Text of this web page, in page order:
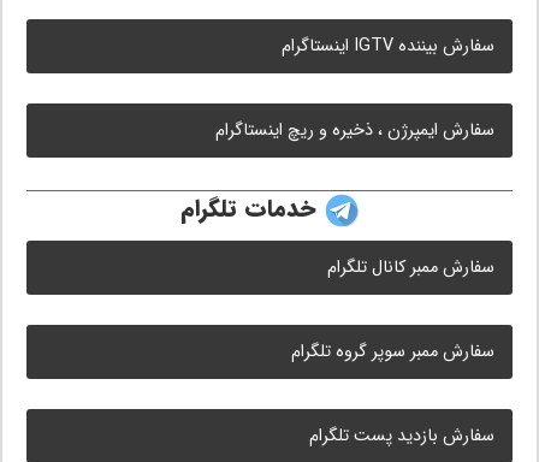
سفارش بیننده IGTV اینستاگرام
سفارش ایمپرژن ، ذخیره و ریچ اینستاگرام
خدمات تلگرام
سفارش ممبر کانال تلگرام
سفارش ممبر سوپر گروه تلگرام
سفارش بازدید پست تلگرام